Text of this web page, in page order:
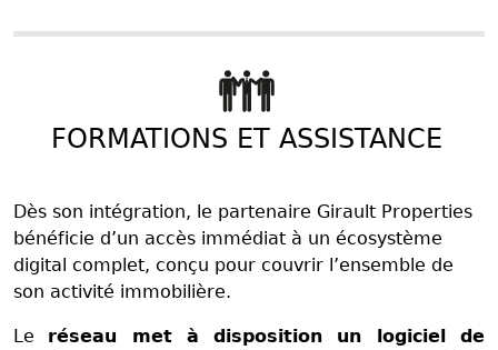
FORMATIONS ET ASSISTANCE
Dès son intégration, le partenaire Girault Properties
bénéficie d’un accès immédiat à un écosystème
digital complet, conçu pour couvrir l’ensemble de
son activité immobilière.
Le réseau met à disposition un logiciel de